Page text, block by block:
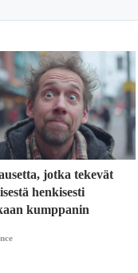
jotka tekevät
henkisesti
kumppanin